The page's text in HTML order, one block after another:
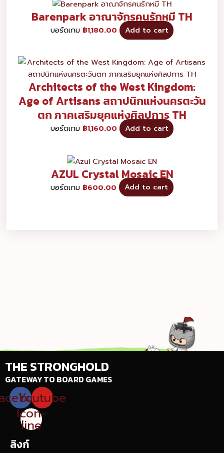
Barenpark อาณาจักรคนรักหมี TH
บอร์ดเกม ฿1,180.00 Add to cart
Architects of the West Kingdom:
Age of Artisans สถาปนิกแห่งนครตะวัน
ตก ภาคเสริมยุคแห่งศิลปการ TH
บอร์ดเกม ฿1,160.00 Add to cart
AZUL Crystal Mosaic EN
บอร์ดเกม ฿600.00 Add to cart
THE STRONGHOLD
GATEWAY TO BOARD GAMES
Youtube
Icon-
line
ลิงก์